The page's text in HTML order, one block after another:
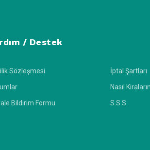
genellikle kalabalık yerlerde sorunlu olabilir.
evler sürekli olarak kontrol edilir ve yüksek
/ Destek
Sözleşmesi İptal Şartları
Nasıl
Bildirim Formu S.S.S